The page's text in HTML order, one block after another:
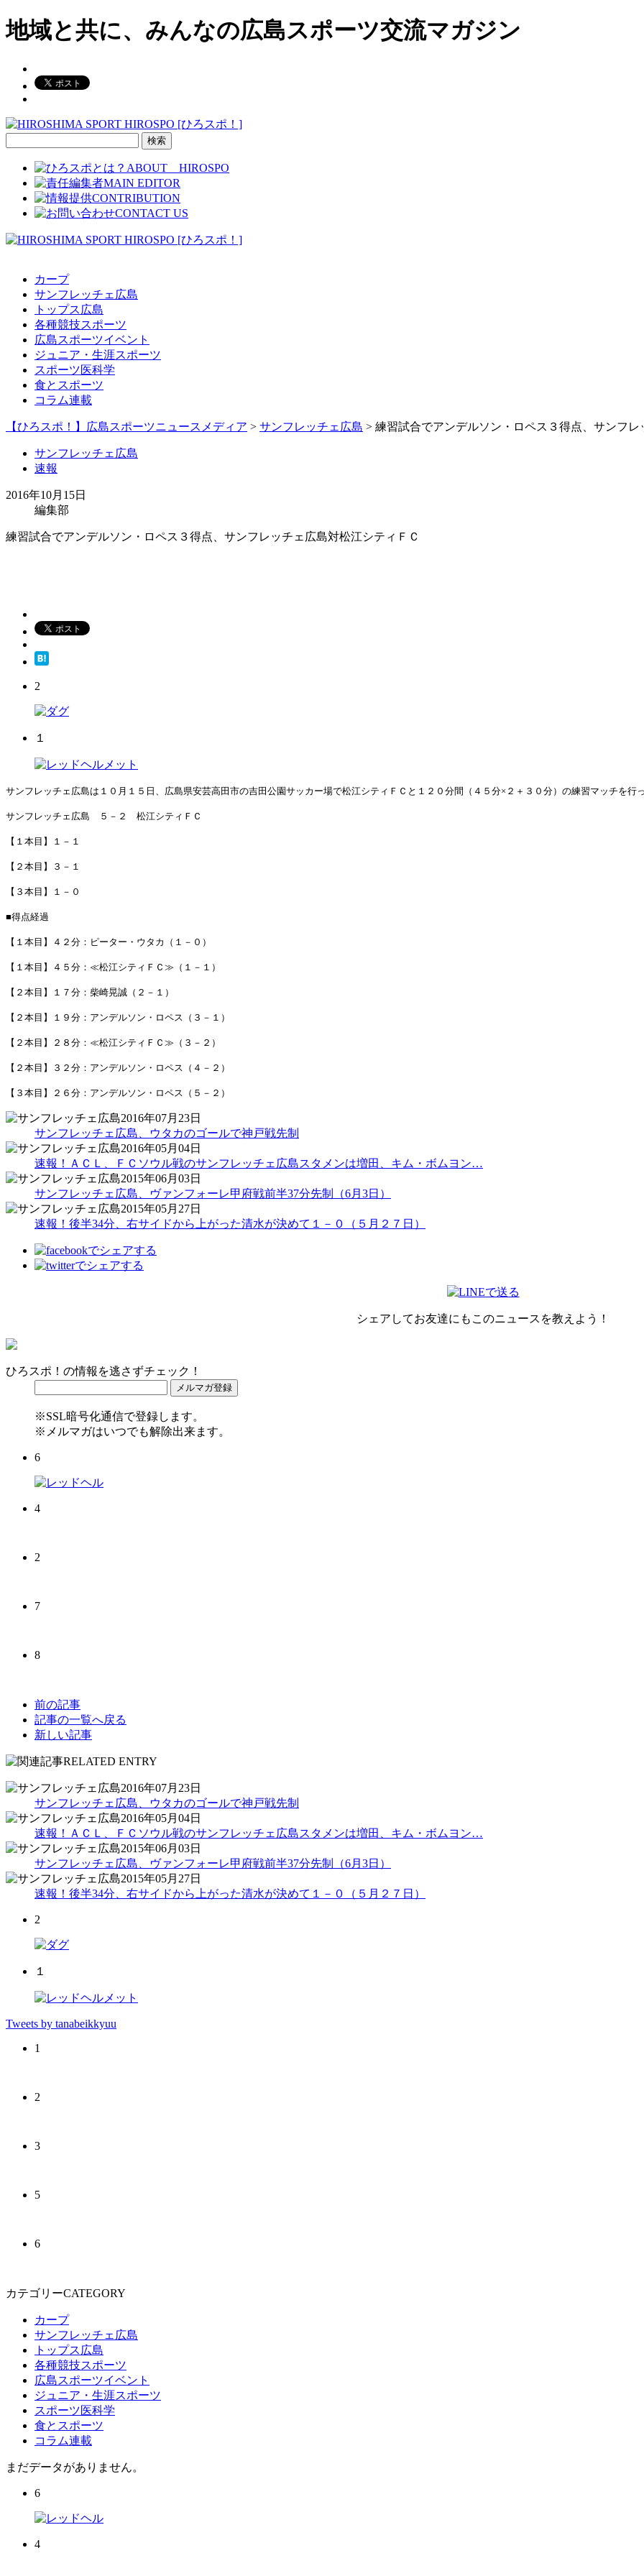
地域と共に、みんなの広島スポーツ交流マガジン
カープ
サンフレッチェ広島
トップス広島
各種競技スポーツ
広島スポーツイベント
ジュニア・生涯スポーツ
スポーツ医科学
食とスポーツ
コラム連載
【ひろスポ！】広島スポーツニュースメディア > サンフレッチェ広島 > 練習試合でアンデルソン・ロペス３得点、サンフレ
サンフレッチェ広島
速報
2016年10月15日
編集部
練習試合でアンデルソン・ロペス３得点、サンフレッチェ広島対松江シティＦＣ
2
１
サンフレッチェ広島は１０月１５日、広島県安芸高田市の吉田公園サッカー場で松江シティＦＣと１２０分間 （４５分×２＋３０分） の練習マッチを行
サンフレッチェ広島 ５－２ 松江シティＦＣ
【１本目】１－１
【２本目】３－１
【３本目】１－０
■得点経過
【１本目】４２分：ピーター・ウタカ（１－０）
【１本目】４５分：≪松江シティＦＣ≫（１－１）
【２本目】１７分：柴崎晃誠（２－１）
【２本目】１９分：アンデルソン・ロペス（３－１）
【２本目】２８分：≪松江シティＦＣ≫（３－２）
【２本目】３２分：アンデルソン・ロペス（４－２）
【３本目】２６分：アンデルソン・ロペス（５－２）
2016年07月23日
サンフレッチェ広島、ウタカのゴールで神戸戦先制
2016年05月04日
速報！ＡＣＬ、ＦＣソウル戦のサンフレッチェ広島スタメンは増田、キム・ボムヨン…
2015年06月03日
サンフレッチェ広島、ヴァンフォーレ甲府戦前半37分先制（6月3日）
2015年05月27日
速報！後半34分、右サイドから上がった清水が決めて１－０（５月２７日）
シェアしてお友達にもこのニュースを教えよう！
ひろスポ！の情報を逃さずチェック！
※SSL暗号化通信で登録します。
※メルマガはいつでも解除出来ます。
6
4
2
7
8
前の記事
記事の一覧へ戻る
新しい記事
2016年07月23日
サンフレッチェ広島、ウタカのゴールで神戸戦先制
2016年05月04日
速報！ＡＣＬ、ＦＣソウル戦のサンフレッチェ広島スタメンは増田、キム・ボムヨン…
2015年06月03日
サンフレッチェ広島、ヴァンフォーレ甲府戦前半37分先制（6月3日）
2015年05月27日
速報！後半34分、右サイドから上がった清水が決めて１－０（５月２７日）
2
１
Tweets by tanabeikkyuu
1
2
3
5
6
カテゴリーCATEGORY
カープ
サンフレッチェ広島
トップス広島
各種競技スポーツ
広島スポーツイベント
ジュニア・生涯スポーツ
スポーツ医科学
食とスポーツ
コラム連載
まだデータがありません。
6
4